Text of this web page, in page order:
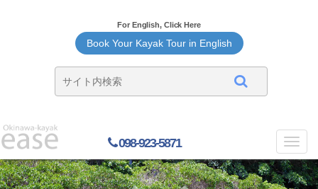
For English, Click Here
Book Your Kayak Tour in English
098-923-5871